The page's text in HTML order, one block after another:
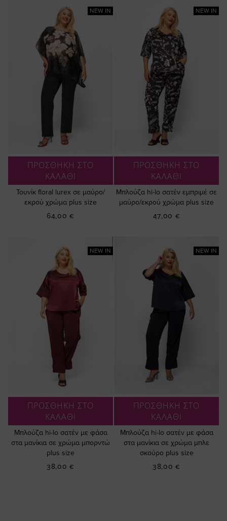
NEW IN
ΠΡΟΣΘΗΚΗ ΣΤΟ
ΚΑΛΑΘΙ
Τουνίκ floral lurex σε μαύρο/
εκρού χρώμα plus size
64,00 €
NEW IN
ΠΡΟΣΘΗΚΗ ΣΤΟ
ΚΑΛΑΘΙ
Μπλούζα hi-lo σατέν εμπριμέ σε
μαύρο/εκρού χρώμα plus size
47,00 €
NEW IN
ΠΡΟΣΘΗΚΗ ΣΤΟ
ΚΑΛΑΘΙ
Μπλούζα hi-lo σατέν με φάσα
στα μανίκια σε χρώμα μπορντώ
plus size
38,00 €
NEW IN
ΠΡΟΣΘΗΚΗ ΣΤΟ
ΚΑΛΑΘΙ
Μπλούζα hi-lo σατέν με φάσα
στα μανίκια σε χρώμα μπλε
σκούρο plus size
38,00 €